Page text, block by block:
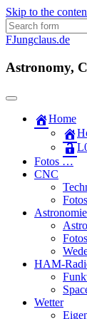
Skip to the
Search
for:
FJungclaus.de
Astronomy,
Home
Fotos …
CNC
Fotos
Astronomie
HAM-
Wetter